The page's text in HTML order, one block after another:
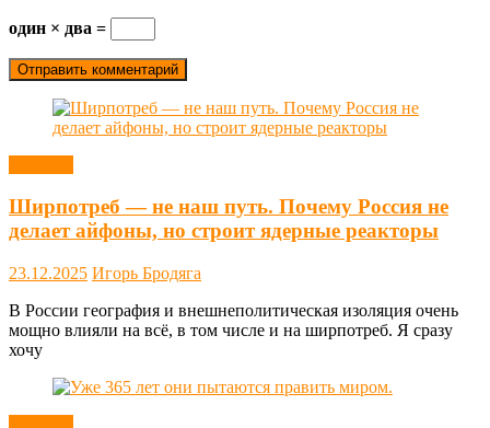
один × два =
Ширпотреб — не наш путь. Почему Россия не
делает айфоны, но строит ядерные реакторы
23.12.2025 Игорь Бродяга
В России география и внешнеполитическая изоляция очень
мощно влияли на всё, в том числе и на ширпотреб. Я сразу
хочу